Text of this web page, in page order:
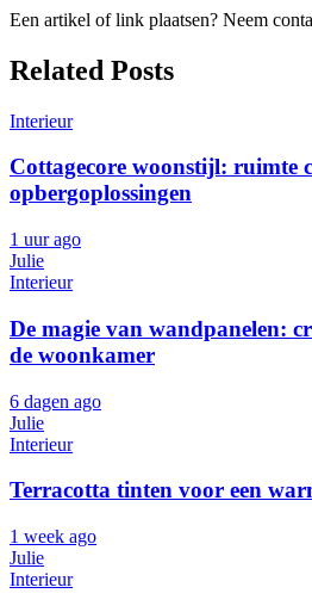
Een artikel of link plaatsen? Neem
Related Posts
Interieur
Cottagecore woonstijl: ruimte
opbergoplossingen
1 uur ago
Julie
Interieur
De magie van wandpanelen:
de woonkamer
6 dagen ago
Julie
Interieur
Terracotta tinten voor een
1 week ago
Julie
Interieur